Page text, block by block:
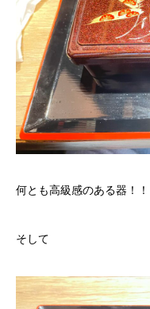
何とも高級感のある器！！
そして